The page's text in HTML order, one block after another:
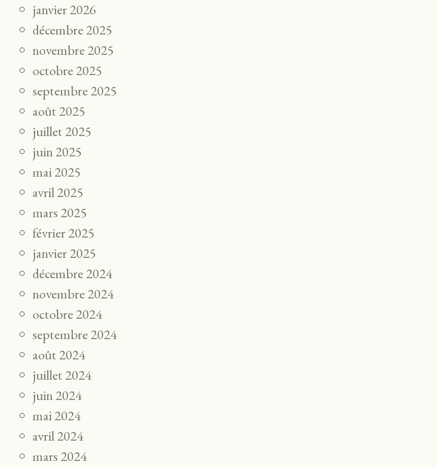
janvier 2026
décembre 2025
novembre 2025
octobre 2025
septembre 2025
août 2025
juillet 2025
juin 2025
mai 2025
avril 2025
mars 2025
février 2025
janvier 2025
décembre 2024
novembre 2024
octobre 2024
septembre 2024
août 2024
juillet 2024
juin 2024
mai 2024
avril 2024
mars 2024